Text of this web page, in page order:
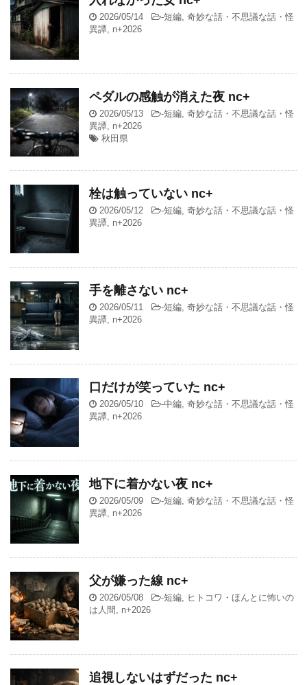
2026/05/14 -短編, 奇妙な話・不思議な話・怪
異譚, n+2026
ペダルの感触が消えた夜 nc+
2026/05/13 -短編, 奇妙な話・不思議な話・怪
異譚, n+2026
秋田県
栓は触っていない nc+
2026/05/12 -短編, 奇妙な話・不思議な話・怪
異譚, n+2026
手を離さない nc+
2026/05/11 -短編, 奇妙な話・不思議な話・怪
異譚, n+2026
口だけが笑っていた nc+
2026/05/10 -中編, 奇妙な話・不思議な話・怪
異譚, n+2026
地下に着かない夜 nc+
2026/05/09 -短編, 奇妙な話・不思議な話・怪
異譚, n+2026
父が嫌った線 nc+
2026/05/08 -短編, ヒトコワ・ほんとに怖いの
は人間 , n+2026
追視しないはずだった nc+